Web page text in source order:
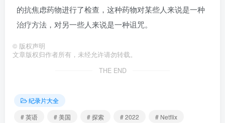
的抗焦虑药物进行了检查，这种药物对某些人来说是一种
治疗方法，对另一些人来说是一种诅咒。
© 版权声明
文章版权归作者所有，未经允许请勿转载。
THE END
纪录片大全
# 英语
# 美国 # 探索 # 2022 # Netflix